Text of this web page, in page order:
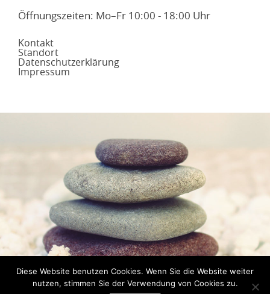
JETZT TERMIN
Öffnungszeiten: Mo–Fr 10:00 - 18:00 Uhr
Kontakt
Standort
Datenschutzerklärung
Impressum
Diese Website benutzen Cookies. Wenn Sie die Website weiter
nutzen, stimmen Sie der Verwendung von Cookies zu.